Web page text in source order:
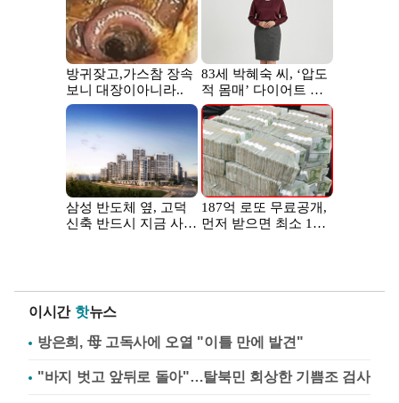
이시간 핫뉴스
방은희, 母 고독사에 오열 "이틀 만에 발견"
"바지 벗고 앞뒤로 돌아"…탈북민 회상한 기쁨조 검사